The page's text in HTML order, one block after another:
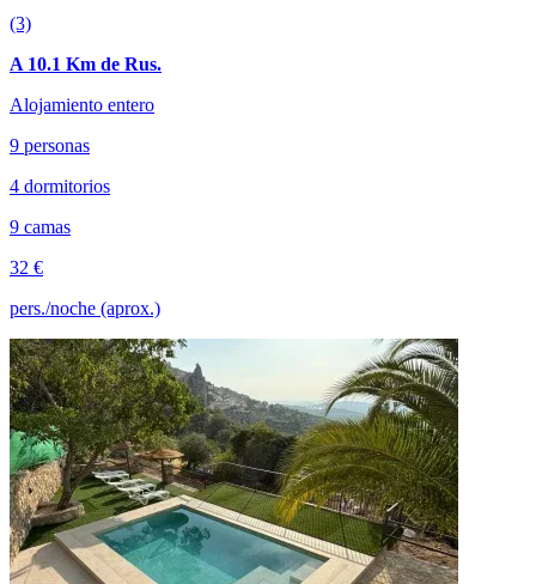
(3)
A 10.1 Km de Rus.
Alojamiento entero
9 personas
4 dormitorios
9 camas
32 €
pers./noche (aprox.)